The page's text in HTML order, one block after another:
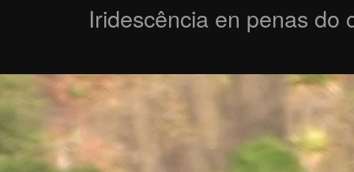
Iridescência en penas do